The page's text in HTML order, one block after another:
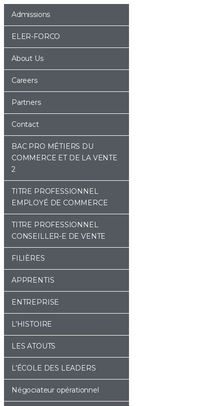
Admissions
ELER-FORCO
About Us
Careers
Partners
Contact
BAC PRO MÉTIERS DU
COMMERCE ET DE LA VENTE
2
TITRE PROFESSIONNEL
EMPLOYÉ DE COMMERCE
TITRE PROFESSIONNEL
CONSEILLER-E DE VENTE
FILIÈRES
APPRENTIS
ENTREPRISE
L’HISTOIRE
LES ATOUTS
L’ÉCOLE DES LEADERS
Négociateur opérationnel